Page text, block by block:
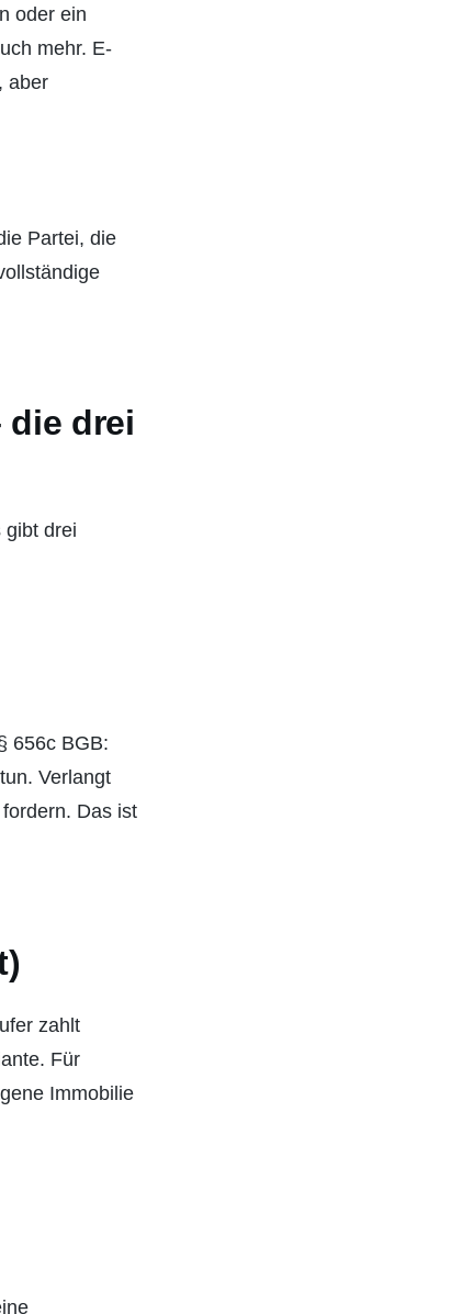
oder ein
mehr. E-
aber
Partei, die
die drei
gibt drei
656c BGB:
Verlangt
Das ist
zahlt
Für
Immobilie